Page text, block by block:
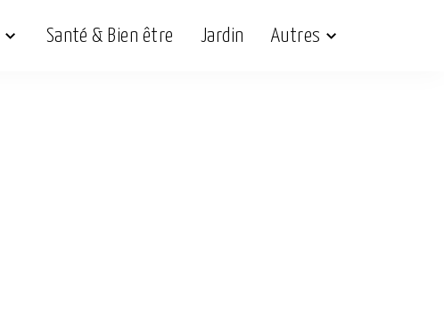
Santé & Bien être Jardin Autres